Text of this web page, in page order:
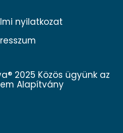
2025 Közös ügyünk az
Alapítvány
nyilatkozat